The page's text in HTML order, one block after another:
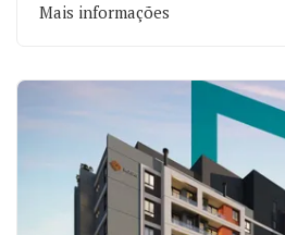
Mais informações